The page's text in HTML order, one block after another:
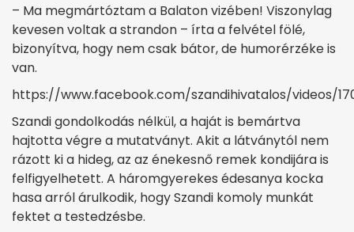
– Ma megmártóztam a Balaton vizében! Viszonylag
kevesen voltak a strandon – írta a felvétel fölé,
bizonyítva, hogy nem csak bátor, de humorérzéke is
van.
https://www.facebook.com/szandihivatalos/videos/
Szandi gondolkodás nélkül, a haját is bemártva
hajtotta végre a mutatványt. Akit a látványtól nem
rázott ki a hideg, az az énekesnő remek kondijára is
felfigyelhetett. A háromgyerekes édesanya kocka
hasa arról árulkodik, hogy Szandi komoly munkát
fektet a testedzésbe.